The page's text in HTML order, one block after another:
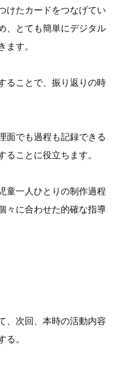
けたカードをつなげてい
、とても簡単にデジタル
ます。
ることで、振り返りの時
面でも過程も記録できる
ことに役立ちます。
童一人ひとりの制作過程
々に合わせた的確な指導
、次回、本時の活動内容
る。